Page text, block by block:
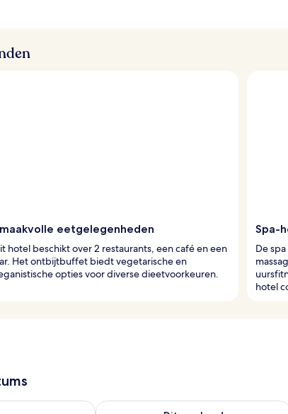
eetgelegenheden
hotel beschikt over 2 restaurants, een café en een
Het ontbijtbuffet biedt vegetarische en
opties voor diverse dieetvoorkeuren.
Spa-
De
hotel
8 voor morgen aug 8 - aug 9
De beschikbaarheid controleren voor